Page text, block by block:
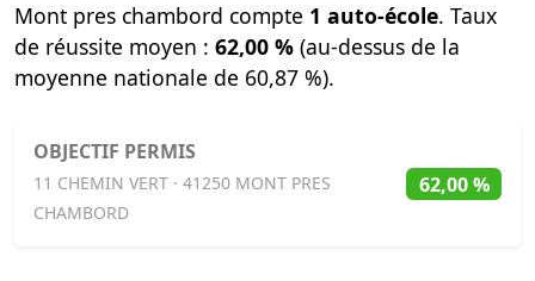
Mont pres chambord compte 1 auto-école. Taux
de réussite moyen : 62,00 % (au-dessus de la
moyenne nationale de 60,87 %).
OBJECTIF PERMIS
11 CHEMIN VERT · 41250 MONT PRES
CHAMBORD
62,00 %